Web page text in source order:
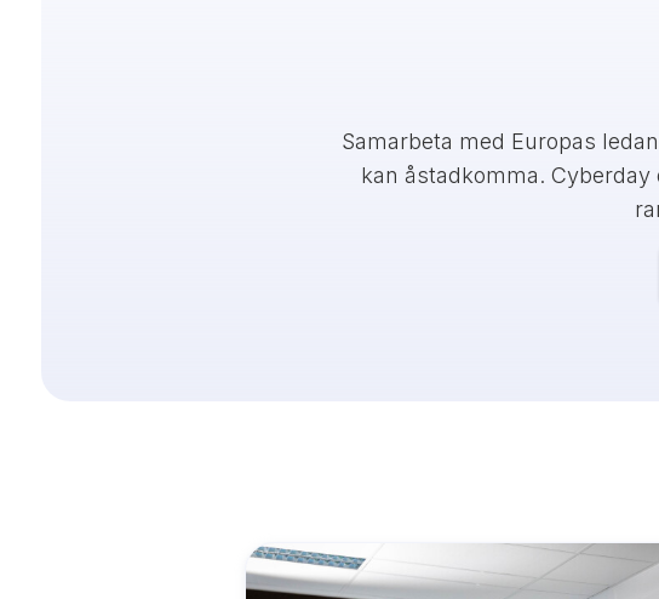
Samarbeta med Europas
kan åstadkomma.